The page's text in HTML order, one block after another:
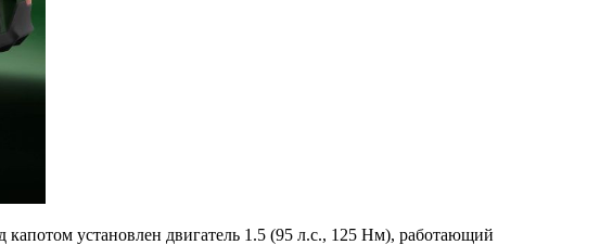
установлен двигатель 1.5 (95 л.с., 125 Нм), работающий